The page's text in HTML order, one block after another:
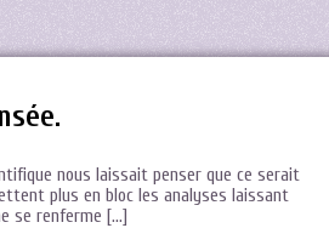
nous laissait penser que ce serait
plus en bloc les analyses laissant
se renferme […]